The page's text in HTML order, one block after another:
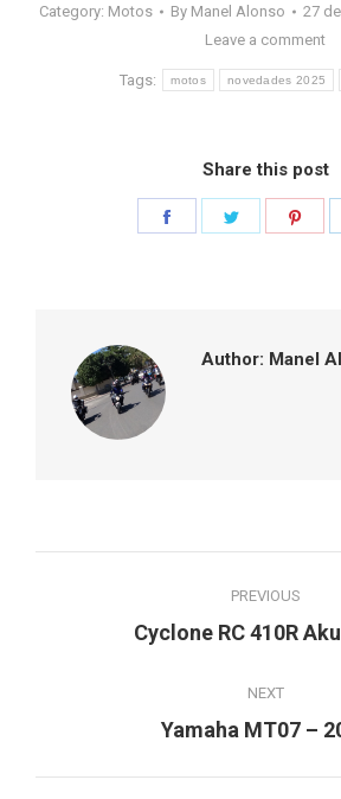
Category: Motos By Manel Alonso
27
Leave a comment
Tags: motos novedades 2025
Share this post
Author: Manel
navigation
PREVIOUS
Previous
Cyclone RC 410R
NEXT
Next
Yamaha MT07 –